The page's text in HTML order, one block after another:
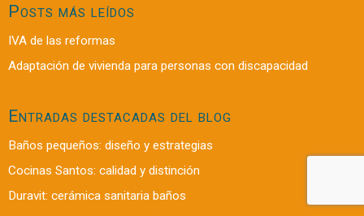
Posts más leídos
IVA de las reformas
Adaptación de vivienda para personas con discapacidad
Entradas destacadas del blog
Baños pequeños: diseño y estrategias
Cocinas Santos: calidad y distinción
Duravit: cerámica sanitaria baños